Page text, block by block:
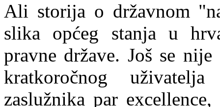
Ali storija o državnom
slika općeg stanja u
pravne države. Još se
kratkoročnog
zaslužnika par